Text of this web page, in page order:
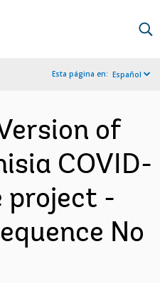
Esta página en: Español
of
COVID-
project -
No